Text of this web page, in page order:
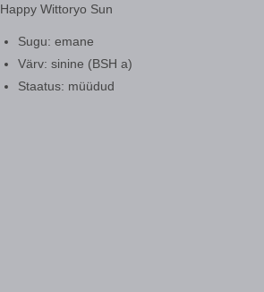
Happy Wittoryo Sun
Sugu: emane
Värv: sinine (BSH a)
Staatus: müüdud